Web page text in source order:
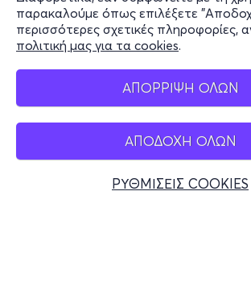
παρακαλούμε όπως επιλέξετε
περισσότερες σχετικές πληροφορίες,
πολιτική μας για τα cookies.
ΑΠΟΡΡΙΨΗ ΟΛΩΝ
ΑΠΟΔΟΧΗ ΟΛΩΝ
ΡΥΘΜΙΣΕΙΣ COOKIES
Mobile app